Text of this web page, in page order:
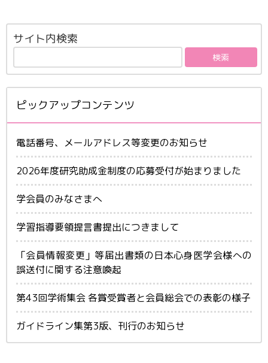
サイト内検索
ピックアップコンテンツ
電話番号、メールアドレス等変更のお知らせ
2026年度研究助成金制度の応募受付が始まりました
学会員のみなさまへ
学習指導要領提言書提出につきまして
「会員情報変更」等届出書類の日本心身医学会様への
誤送付に関する注意喚起
第43回学術集会 各賞受賞者と会員総会での表彰の様子
ガイドライン集第3版、刊行のお知らせ